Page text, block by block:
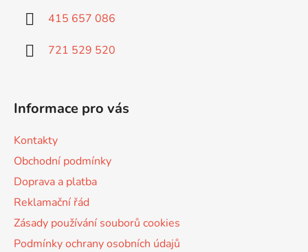
415 657 086
721 529 520
Informace pro vás
Kontakty
Obchodní podmínky
Doprava a platba
Reklamační řád
Zásady používání souborů cookies
Podmínky ochrany osobních údajů